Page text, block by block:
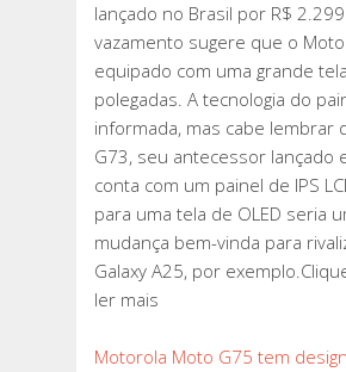
lançado no Brasil por R$
vazamento sugere que o
equipado com uma grande
polegadas. A tecnologia do
informada, mas cabe lembrar
G73, seu antecessor lançado
conta com um painel de IPS
para uma tela de OLED seria
mudança bem-vinda para
Galaxy A25, por
ler mais
Motorola Moto G75 tem